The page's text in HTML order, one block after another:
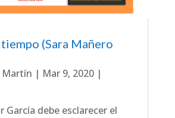
(Sara Mañero
| Mar 9, 2020|
García debe esclarecer el